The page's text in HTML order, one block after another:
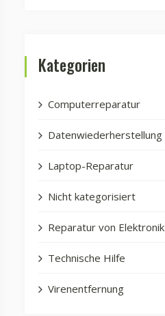
Kategorien
Computerreparatur
Datenwiederherstellung
Laptop-Reparatur
Nicht kategorisiert
Reparatur von Elektronik
Technische Hilfe
Virenentfernung